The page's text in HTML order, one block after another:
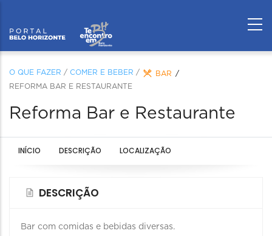
O QUE FAZER / COMER E BEBER /
BAR
REFORMA BAR E RESTAURANTE
Reforma Bar e Restaurante
INÍCIO DESCRIÇÃO LOCALIZAÇÃO
DESCRIÇÃO
Bar com comidas e bebidas diversas.